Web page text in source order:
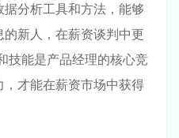
分析工具和方法，能够
新人，在薪资谈判中更
技能是产品经理的核心竞
才能在薪资市场中获得